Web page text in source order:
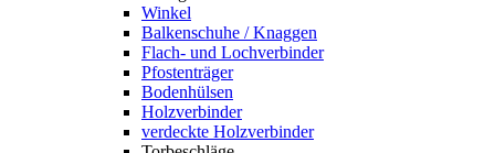
Winkel
Balkenschuhe / Knaggen
Flach- und Lochverbinder
Pfostenträger
Bodenhülsen
Holzverbinder
verdeckte Holzverbinder